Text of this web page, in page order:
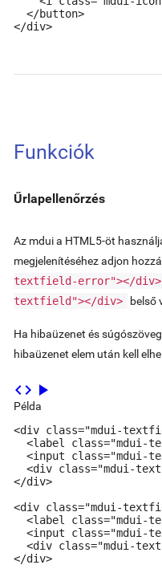
  </button>
</div>
Funkciók
Űrlapellenőrzés
Az mdui a HTML5-öt
megjelenítéséhez adjon
textfield-error"></div>
textfield"></div>
belső
Ha hibaüzenet és
hibaüzenet elem után kell
code play_arrow
Példa
<div class="mdui-
<label class="mdui-
<input class="mdui-
<div class="mdui-
</div>
<div class="mdui-
<label class="mdui-
<input class="mdui-
<div class="mdui-
</div>